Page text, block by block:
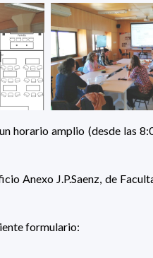
horario amplio (desde las
Anexo J.P.Saenz, de
formulario: